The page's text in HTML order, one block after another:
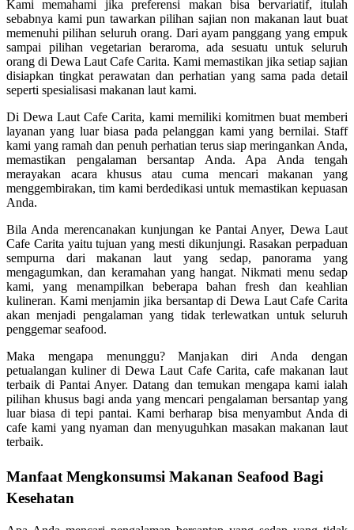
Kami memahami jika preferensi makan bisa bervariatif, itulah
sebabnya kami pun tawarkan pilihan sajian non makanan laut buat
memenuhi pilihan seluruh orang. Dari ayam panggang yang empuk
sampai pilihan vegetarian beraroma, ada sesuatu untuk seluruh
orang di Dewa Laut Cafe Carita. Kami memastikan jika setiap sajian
disiapkan tingkat perawatan dan perhatian yang sama pada detail
seperti spesialisasi makanan laut kami.
Di Dewa Laut Cafe Carita, kami memiliki komitmen buat memberi
layanan yang luar biasa pada pelanggan kami yang bernilai. Staff
kami yang ramah dan penuh perhatian terus siap meringankan Anda,
memastikan pengalaman bersantap Anda. Apa Anda tengah
merayakan acara khusus atau cuma mencari makanan yang
menggembirakan, tim kami berdedikasi untuk memastikan kepuasan
Anda.
Bila Anda merencanakan kunjungan ke Pantai Anyer, Dewa Laut
Cafe Carita yaitu tujuan yang mesti dikunjungi. Rasakan perpaduan
sempurna dari makanan laut yang sedap, panorama yang
mengagumkan, dan keramahan yang hangat. Nikmati menu sedap
kami, yang menampilkan beberapa bahan fresh dan keahlian
kulineran. Kami menjamin jika bersantap di Dewa Laut Cafe Carita
akan menjadi pengalaman yang tidak terlewatkan untuk seluruh
penggemar seafood.
Maka mengapa menunggu? Manjakan diri Anda dengan
petualangan kuliner di Dewa Laut Cafe Carita, cafe makanan laut
terbaik di Pantai Anyer. Datang dan temukan mengapa kami ialah
pilihan khusus bagi anda yang mencari pengalaman bersantap yang
luar biasa di tepi pantai. Kami berharap bisa menyambut Anda di
cafe kami yang nyaman dan menyuguhkan masakan makanan laut
terbaik.
Manfaat Mengkonsumsi Makanan Seafood Bagi
Kesehatan